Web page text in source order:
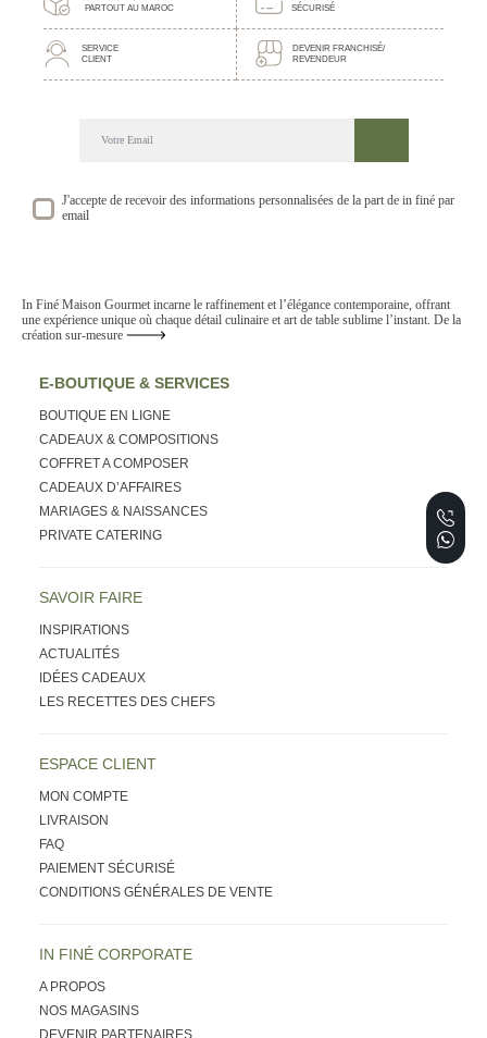
PARTOUT AU MAROC
SÉCURISÉ
SERVICE
CLIENT
DEVENIR FRANCHISÉ/
REVENDEUR
DECOUVREZ NOTRE NEWSLETTER GOURMANDE
SUIVEZ NOS ACTUALITE ET EVENEMENTS
J'accepte de recevoir des informations personnalisées de la part de in finé par
email
In Finé Maison Gourmet incarne le raffinement et l’élégance contemporaine, offrant
une expérience unique où chaque détail culinaire et art de table sublime l’instant. De la
création sur-mesure
E-BOUTIQUE & SERVICES
BOUTIQUE EN LIGNE
CADEAUX & COMPOSITIONS
COFFRET A COMPOSER
CADEAUX D’AFFAIRES
MARIAGES & NAISSANCES
PRIVATE CATERING
SAVOIR FAIRE
INSPIRATIONS
ACTUALITÉS
IDÉES CADEAUX
LES RECETTES DES CHEFS
ESPACE CLIENT
MON COMPTE
LIVRAISON
FAQ
PAIEMENT SÉCURISÉ
CONDITIONS GÉNÉRALES DE VENTE
IN FINÉ CORPORATE
A PROPOS
NOS MAGASINS
DEVENIR PARTENAIRES